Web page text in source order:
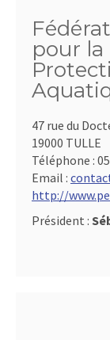
pour la
47 rue du
19000 TULLE
Téléphone :
Email :
http://
Président :